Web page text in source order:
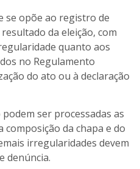
se opõe ao registro de
da eleição, com
quanto aos
no Regulamento
do ato ou à declaração
ser processadas as
da chapa e do
irregularidades devem
denúncia.